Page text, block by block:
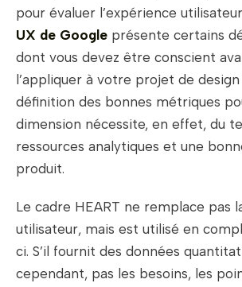
pour évaluer l’expérience
UX de Google présente certains
dont vous devez être conscient
l’appliquer à votre projet de design
définition des bonnes métriques
dimension nécessite, en effet, du
ressources analytiques et une
produit.
Le cadre HEART ne remplace pas
utilisateur, mais est utilisé en
ci. S’il fournit des données
cependant, pas les besoins, les